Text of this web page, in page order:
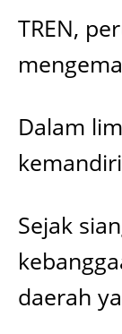
TREN,
Dalam
Sejak
daerah